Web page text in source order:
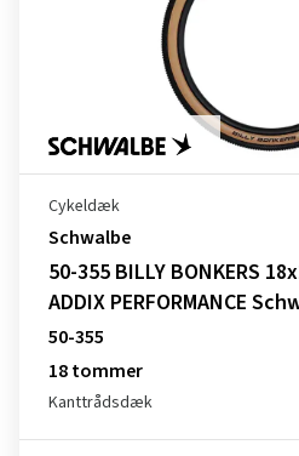
Cykeldæk
Schwalbe
50-355 BILLY BONKERS
ADDIX PERFORMANCE
50-355
18 tommer
Kanttrådsdæk